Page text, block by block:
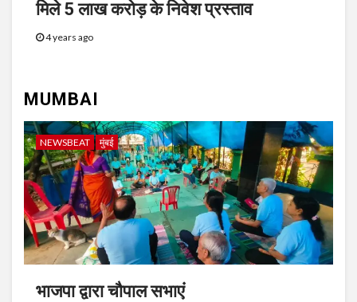
बनाकर फैलाता था अश्लील सामग्री
3
मीरा-भाईंदर क्राइम ब्रांच ने दो आरोपियों
को गिरफ्ताफ कर 4 पिस्तौल, 43 जिंदा
कारतूस बरामद की
मिले 5 लाख करोड़ के निवेश प्रस्ताव
4 years ago
MUMBAI
NEWSBEAT मुंबई
भाजपा द्वारा चौपाल सभाएं